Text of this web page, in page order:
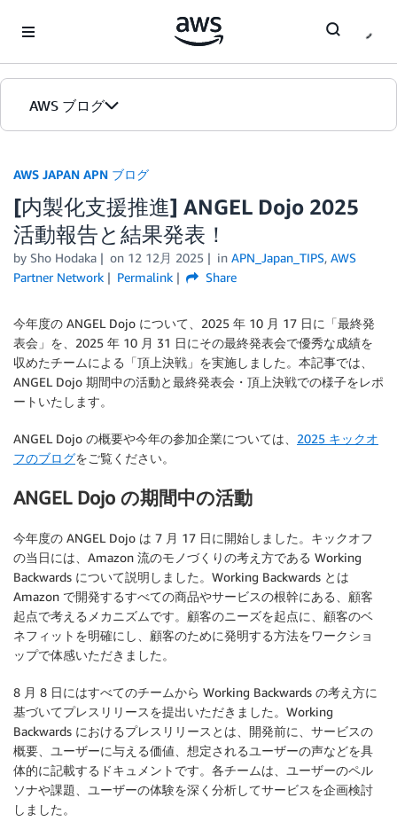
AWS ブログ
カテゴリ
エディション
AWS JAPAN APN ブログ
[内製化支援推進] ANGEL Dojo 2025
活動報告と結果発表！
by Sho Hodaka on 12 12月 2025 in APN_Japan_TIPS, AWS
Partner Network
Permalink Share
今年度の ANGEL Dojo について、2025 年 10 月 17 日に「最終発
表会」を、2025 年 10 月 31 日にその最終発表会で優秀な成績を
収めたチームによる「頂上決戦」を実施しました。本記事では、
ANGEL Dojo 期間中の活動と最終発表会・頂上決戦での様子をレポ
ートいたします。
ANGEL Dojo の概要や今年の参加企業については、 2025 キックオ
フのブログをご覧ください。
ANGEL Dojo の期間中の活動
今年度の ANGEL Dojo は 7 月 17 日に開始しました。キックオフ
の当日には、Amazon 流のモノづくりの考え方である Working
Backwards について説明しました。Working Backwards とは
Amazon で開発するすべての商品やサービスの根幹にある、顧客
起点で考えるメカニズムです。顧客のニーズを起点に、顧客のベ
ネフィットを明確にし、顧客のために発明する方法をワークショ
ップで体感いただきました。
8 月 8 日にはすべてのチームから Working Backwards の考え方に
基づいてプレスリリースを提出いただきました。Working
Backwards におけるプレスリリースとは、開発前に、サービスの
概要、ユーザーに与える価値、想定されるユーザーの声などを具
体的に記載するドキュメントです。各チームは、ユーザーのペル
ソナや課題、ユーザーの体験を深く分析してサービスを企画検討
しました。